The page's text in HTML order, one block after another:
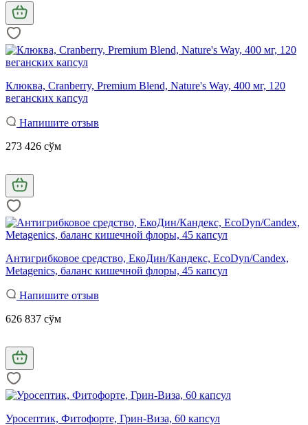
Клюква, Cranberry, Premium Blend, Nature's Way, 400 мг, 120
веганских капсул
Напишите отзыв
273 426 сўм
Антигрибковое средство, ЕкоДин/Кандекс, EcoDyn/Candex,
Metagenics, баланс кишечной флоры, 45 капсул
Напишите отзыв
626 837 сўм
Уросептик, Фитофорте, Грин-Виза, 60 капсул